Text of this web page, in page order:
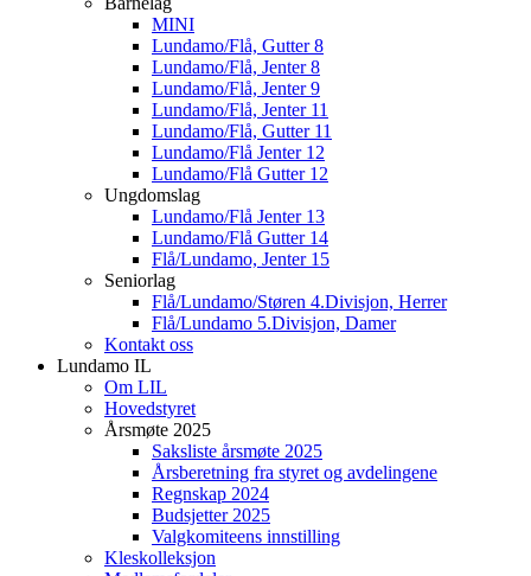
MINI
Lundamo/Flå, Gutter 8
Lundamo/Flå, Jenter 8
Lundamo/Flå, Jenter 9
Lundamo/Flå, Jenter 11
Lundamo/Flå, Gutter 11
Lundamo/Flå Jenter 12
Lundamo/Flå Gutter 12
Ungdomslag
Lundamo/Flå Jenter 13
Lundamo/Flå Gutter 14
Flå/Lundamo, Jenter 15
Seniorlag
Flå/Lundamo/Støren 4.Divisjon, Herrer
Flå/Lundamo 5.Divisjon, Damer
Kontakt oss
Lundamo IL
Om LIL
Hovedstyret
Årsmøte 2025
Saksliste årsmøte 2025
Årsberetning fra styret og avdelingene
Regnskap 2024
Budsjetter 2025
Valgkomiteens innstilling
Kleskolleksjon